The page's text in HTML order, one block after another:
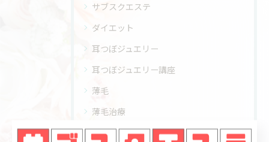
サブスクエステ
ダイエット
耳つぼジュエリー
耳つぼジュエリー講座
薄毛
薄毛治療
フェイシャル